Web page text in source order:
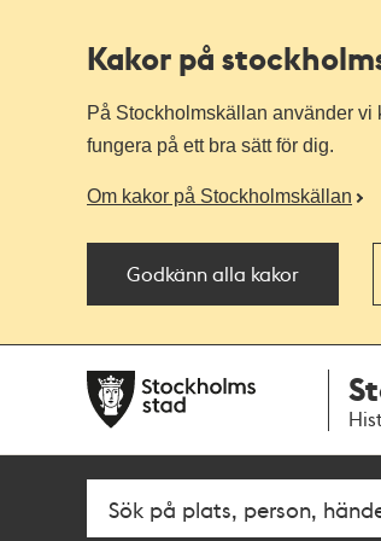
Kakor på
På Stockholmskällan använder vi
fungera på ett bra sätt för dig.
Om kakor på Stockholmskällan
Godkänn alla kakor
navigationen
huvudinnehållet
Fritextsök